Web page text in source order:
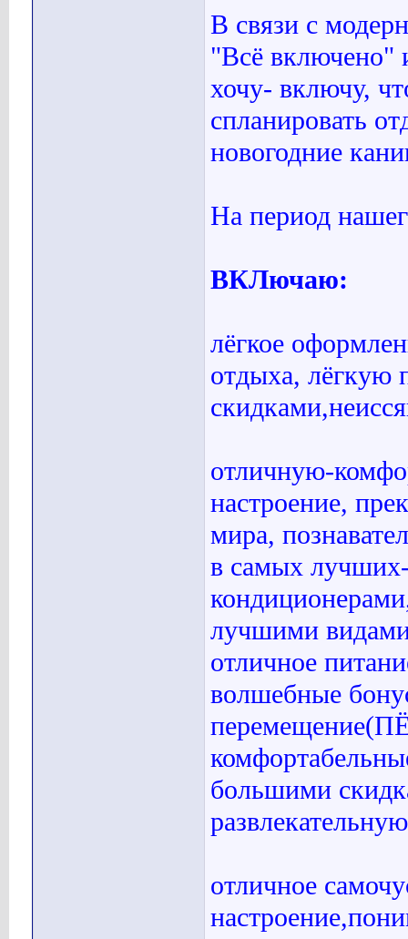
В связи с
"Всё включено"
хочу- включу,
спланировать
новогодние
На период
ВКЛючаю:
лёгкое
отдыха, лёгкую
отличную-
настроение,
мира,
в самых
лучшими
отличное
волшебные
большими
отличное